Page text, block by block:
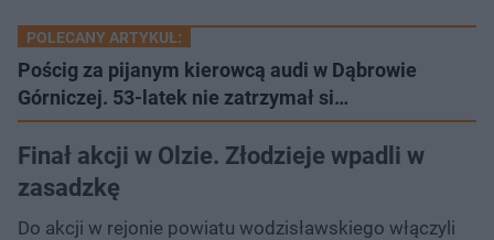
POLECANY ARTYKUŁ:
Pościg za pijanym kierowcą audi w Dąbrowie
Górniczej. 53-latek nie zatrzymał si…
Finał akcji w Olzie. Złodzieje wpadli w
zasadzkę
Do akcji w rejonie powiatu wodzisławskiego włączyli